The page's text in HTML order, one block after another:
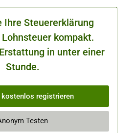
Ihre Steuererklärung
kompakt.
in unter einer
Stunde.
registrieren
Testen